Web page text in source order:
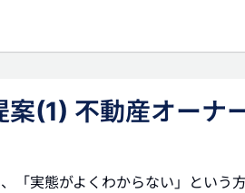
(1) 不動産オーナ
「実態がよくわからない」という